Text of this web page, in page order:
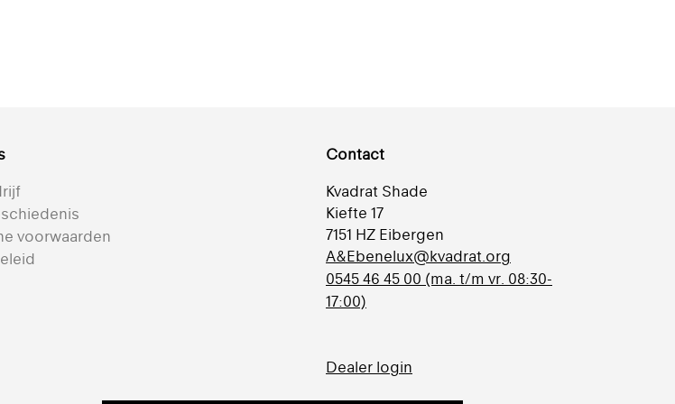
voorwaarden
Contact
Kvadrat Shade
Kiefte 17
7151 HZ Eibergen
A&Ebenelux@kvadrat.org
0545 46 45 00 (ma. t/m vr. 08:30-
17:00)
Dealer login